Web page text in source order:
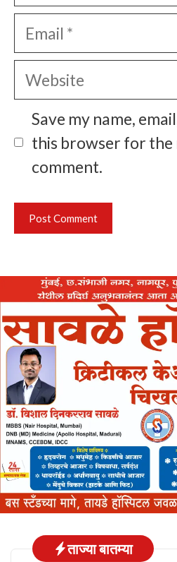
Email
Website
Save my name,
this browser for the
comment.
ताज्या बातम्या